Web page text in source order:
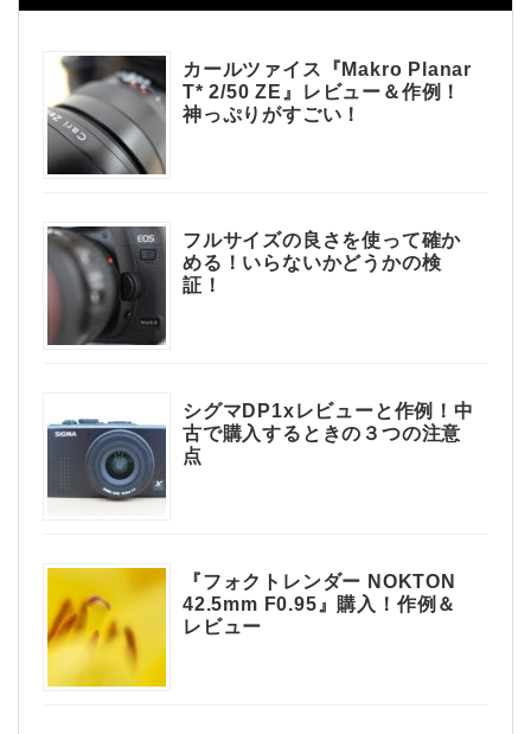
カールツァイス『Makro Planar
T* 2/50 ZE』レビュー＆作例！
神っぷりがすごい！
フルサイズの良さを使って確か
める！いらないかどうかの検
証！
シグマDP1xレビューと作例！中
古で購入するときの３つの注意
点
『フォクトレンダー NOKTON
42.5mm F0.95』購入！作例＆
レビュー